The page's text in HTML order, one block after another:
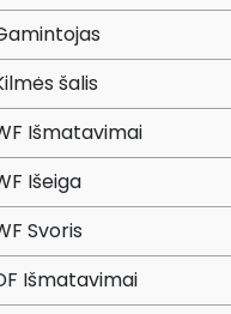
šalis
Išmatavimai
Išeiga
Svoris
Išmatavimai